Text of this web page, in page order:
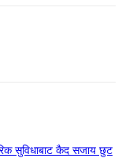
सुविधाबाट कैद सजाय छुट